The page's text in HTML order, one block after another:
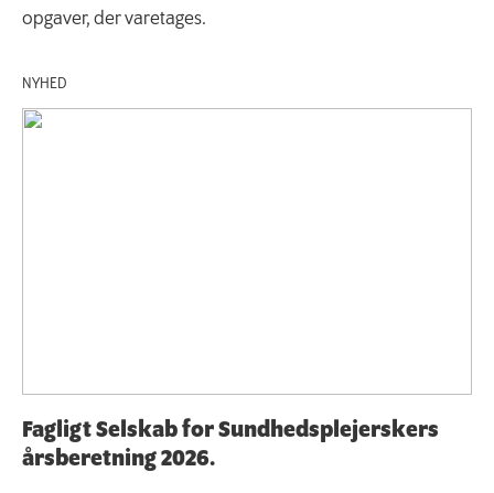
opgaver, der varetages.
NYHED
Fagligt Selskab for Sundhedsplejerskers
årsberetning 2026.